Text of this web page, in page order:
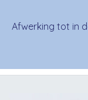
Afwerking tot in